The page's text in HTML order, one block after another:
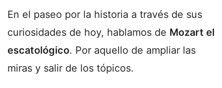
En el paseo por la historia a través de sus
curiosidades de hoy, hablamos de Mozart el
escatológico. Por aquello de ampliar las
miras y salir de los tópicos.